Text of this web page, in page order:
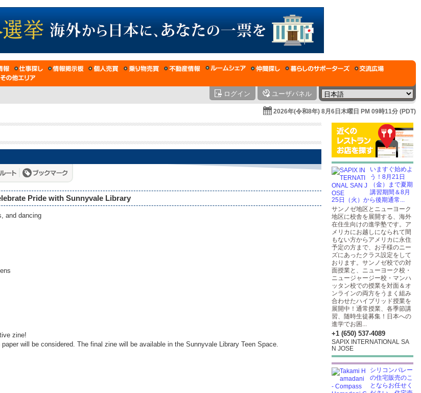
ログイン ユーザパネル
2026年(令和8年) 8月6日木曜日 PM 09時11分 (PDT)
Pride with Sunnyvale Library
and dancing
zine!
will be considered. The final zine will be available in the Sunnyvale Library Teen Space.
いますぐ始めよ
う！8月21日
（金）まで夏期
講習期間＆8月
25日（火）から後期通常...
サンノゼ地区とニューヨーク
地区に校舎を展開する、海外
在住生向けの進学塾です。ア
メリカにお越しになられて間
もない方からアメリカに永住
予定の方まで、お子様のニー
ズにあったクラス設定をして
おります。サンノゼ校での対
面授業と、ニューヨーク校・
ニュージャージー校・マンハ
ッタン校での授業を対面＆オ
ンラインの両方をうまく組み
合わせたハイブリッド授業を
展開中！通常授業、各季節講
習、随時生徒募集！日本への
進学でお困...
+1 (650) 537-4089
SAPIX INTERNATIONAL SA
N JOSE
シリコンバレー
の住宅販売のこ
とならお任せく